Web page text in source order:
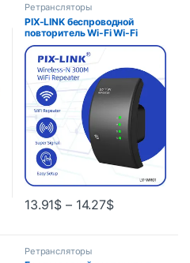
Ретрансляторы
PIX-LINK беспроводной
повторитель Wi-Fi Wi-Fi
удлинитель Ultraboost Wi-Fi
усилитель дальнего действия
300 м Wi-Fi усилитель точка
доступа
13.91$ – 14.27$
Ретрансляторы